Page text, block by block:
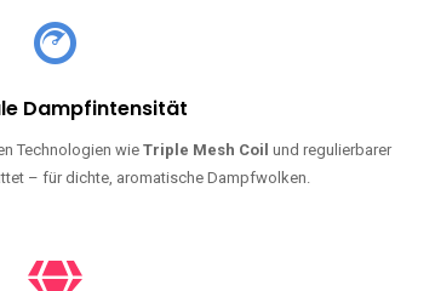
Dampfintensität
Technologien wieTriple Mesh Coil und regulierbarer
– für dichte, aromatische Dampfwolken.